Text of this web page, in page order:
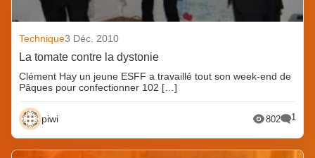
Technique3 Déc. 2010
La tomate contre la dystonie
Clément Hay un jeune ESFF a travaillé tout son week-end de
Pâques pour confectionner 102 […]
piwi 802 1